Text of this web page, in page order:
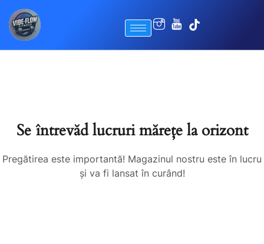
Se întrevăd lucruri mărețe la orizont
Pregătirea este importantă! Magazinul nostru este în lucru
și va fi lansat în curând!